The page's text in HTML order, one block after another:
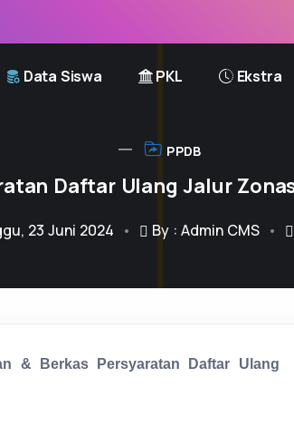
Data Siswa PKL Ekstra
PPDB
Daftar Ulang Jalur
23 Juni 2024 By : Admin CMS
& Berkas Persyaratan Daftar Ulang